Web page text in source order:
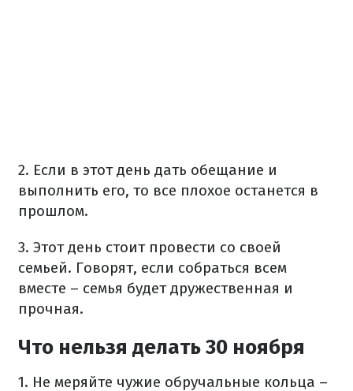
2. Если в этот день дать обещание и
выполнить его, то все плохое останется в
прошлом.
3. Этот день стоит провести со своей
семьей. Говорят, если собраться всем
вместе – семья будет дружественная и
прочная.
Что нельзя делать 30 ноября
1. Не меряйте чужие обручальные кольца –